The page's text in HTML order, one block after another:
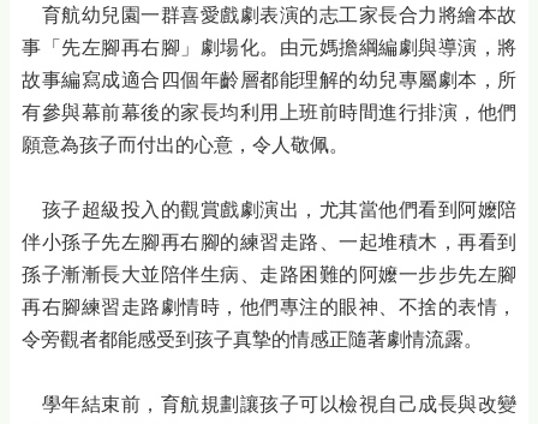
育航幼兒園一群喜愛戲劇表演的志工家長合力將繪本故
事「先左腳再右腳」劇場化。由元媽擔綱編劇與導演，將
故事編寫成適合四個年齡層都能理解的幼兒專屬劇本，所
有參與幕前幕後的家長均利用上班前時間進行排演，他們
願意為孩子而付出的心意，令人敬佩。
孩子超級投入的觀賞戲劇演出，尤其當他們看到阿嬤陪
伴小孫子先左腳再右腳的練習走路、一起堆積木，再看到
孫子漸漸長大並陪伴生病、走路困難的阿嬤一步步先左腳
再右腳練習走路劇情時，他們專注的眼神、不捨的表情，
令旁觀者都能感受到孩子真摯的情感正隨著劇情流露。
學年結束前，育航規劃讓孩子可以檢視自己成長與改變